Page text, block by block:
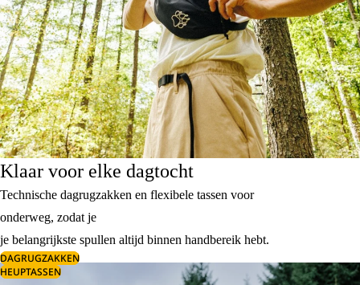
Klaar voor elke dagtocht
Technische dagrugzakken en flexibele tassen voor
onderweg, zodat je
je belangrijkste spullen altijd binnen handbereik hebt.
DAGRUGZAKKEN
HEUPTASSEN